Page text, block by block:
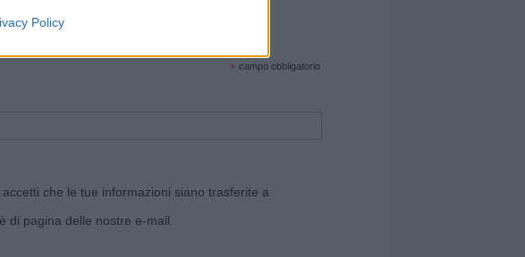
Policy
notizie pubblicate sul sito web!
* campo obbligatorio
che le tue informazioni siano trasferite a
di pagina delle nostre e-mail.